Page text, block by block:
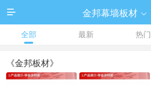
 金邦幕墙板材 
全部 最新 热门
《金邦板材》